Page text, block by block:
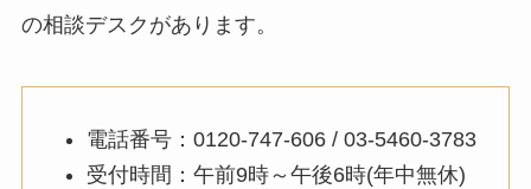
の相談デスクがあります。
電話番号：0120-747-606 / 03-5460-3783
受付時間：午前9時～午後6時(年中無休)